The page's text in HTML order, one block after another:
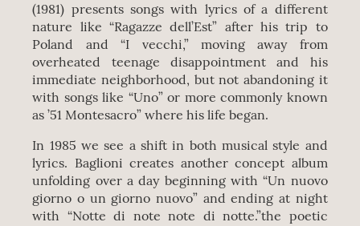
(1981) presents songs with lyrics of a different
nature like “Ragazze dell’Est” after his trip to
Poland and “I vecchi,” moving away from
overheated teenage disappointment and his
immediate neighborhood, but not abandoning it
with songs like “Uno” or more commonly known
as ’51 Montesacro” where his life began.
In 1985 we see a shift in both musical style and
lyrics. Baglioni creates another concept album
unfolding over a day beginning with “Un nuovo
giorno o un giorno nuovo” and ending at night
with “Notte di note note di notte.”the poetic